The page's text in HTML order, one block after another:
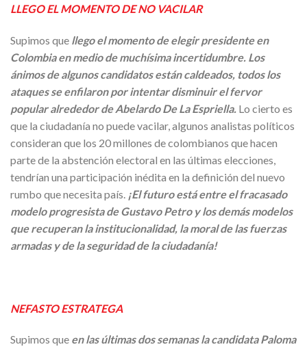
LLEGO EL MOMENTO DE NO VACILAR
Supimos que llego el momento de elegir presidente en
Colombia en medio de muchísima incertidumbre. Los
ánimos de algunos candidatos están caldeados, todos los
ataques se enfilaron por intentar disminuir el fervor
popular alrededor de Abelardo De La Espriella. Lo cierto es
que la ciudadanía no puede vacilar, algunos analistas políticos
consideran que los 20 millones de colombianos que hacen
parte de la abstención electoral en las últimas elecciones,
tendrían una participación inédita en la definición del nuevo
rumbo que necesita país. ¡El futuro está entre el fracasado
modelo progresista de Gustavo Petro y los demás modelos
que recuperan la institucionalidad, la moral de las fuerzas
armadas y de la seguridad de la ciudadanía!
NEFASTO ESTRATEGA
Supimos que en las últimas dos semanas la candidata Paloma